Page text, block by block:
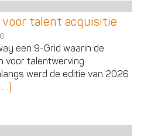
voor talent acquisitie
een 9-Grid waarin de
voor talentwerving
werd de editie van 2026
…]